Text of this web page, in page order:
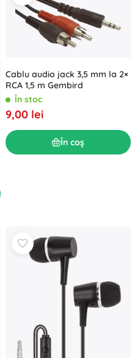
Cablu audio jack 3,5 mm la 2×
RCA 1,5 m Gembird
În stoc
9,00 lei
În coș